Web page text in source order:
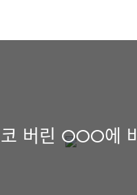
버린 OOO에